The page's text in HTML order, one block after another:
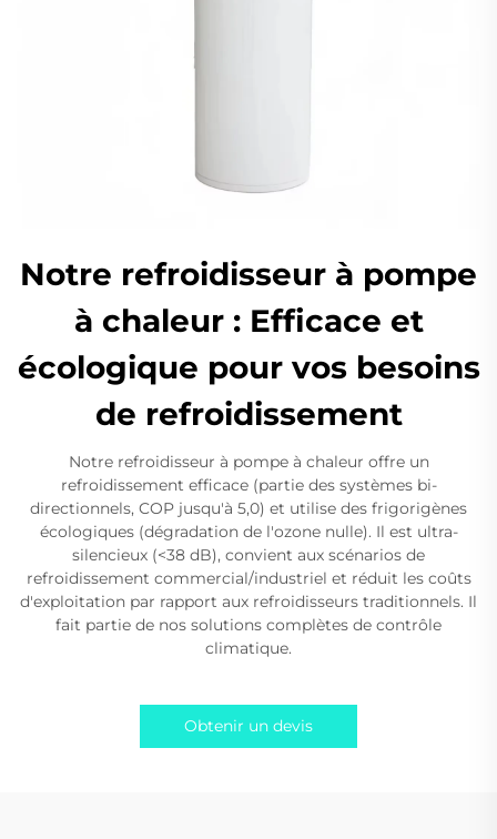
Notre refroidisseur à pompe
à chaleur : Efficace et
écologique pour vos besoins
de refroidissement
Notre refroidisseur à pompe à chaleur offre un
refroidissement efficace (partie des systèmes bi-
directionnels, COP jusqu'à 5,0) et utilise des frigorigènes
écologiques (dégradation de l'ozone nulle). Il est ultra-
silencieux (<38 dB), convient aux scénarios de
refroidissement commercial/industriel et réduit les coûts
d'exploitation par rapport aux refroidisseurs traditionnels. Il
fait partie de nos solutions complètes de contrôle
climatique.
Obtenir un devis